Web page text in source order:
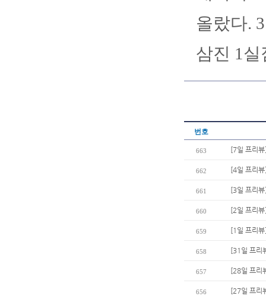
올랐다.
삼진 1
번호
663 [7일 프리
662 [4일 프리
661 [3일 프리
660 [2일 프리
659 [1일 프리
658 [31일 프리
657 [28일 프리
656 [27일 프리